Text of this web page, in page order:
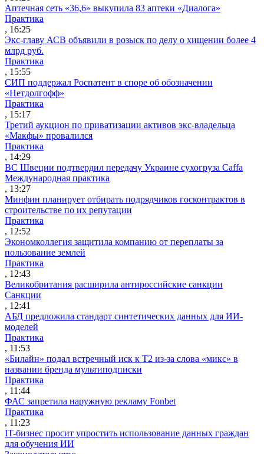
Аптечная сеть «36,6» выкупила 83 аптеки «Диалога»
Практика
, 16:25
Экс-главу АСВ объявили в розыск по делу о хищении более 4
млрд руб.
Практика
, 15:55
СИП поддержал Роспатент в споре об обозначении
«Нетдолгофф»
Практика
, 15:17
Третий аукцион по приватизации активов экс-владельца
«Макфы» провалился
Практика
, 14:29
ВС Швеции подтвердил передачу Украине сухогруза Caffa
Международная практика
, 13:27
Минфин планирует отбирать подрядчиков госконтрактов в
строительстве по их репутации
Практика
, 12:52
Экономколлегия защитила компанию от переплаты за
пользование землей
Практика
, 12:43
Великобритания расширила антироссийские санкции
Санкции
, 12:41
АБД предложила стандарт синтетических данных для ИИ-
моделей
Практика
, 11:53
«Билайн» подал встречный иск к Т2 из-за слова «микс» в
названии бренда мультиподписки
Практика
, 11:44
ФАС запретила наружную рекламу Fonbet
Практика
, 11:23
IT-бизнес просит упростить использование данных граждан
для обучения ИИ